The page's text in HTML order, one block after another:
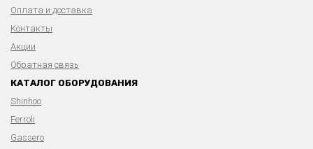
Оплата и доставка
Контакты
Акции
Обратная связь
КАТАЛОГ ОБОРУДОВАНИЯ
Shinhoo
Ferroli
Gassero